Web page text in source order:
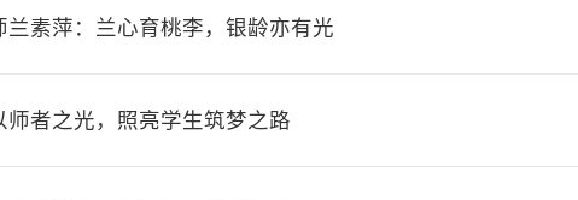
兰素萍：兰心育桃李，银龄亦有光
师者之光，照亮学生筑梦之路